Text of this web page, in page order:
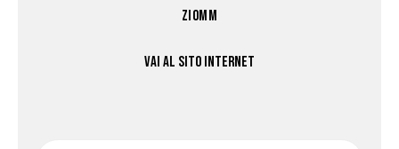
ZIOMM
VAI AL SITO INTERNET